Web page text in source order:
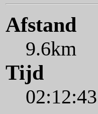
Afstand
9.6km
Tijd
02:12:43